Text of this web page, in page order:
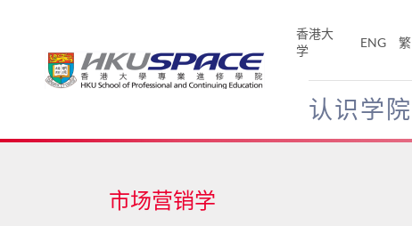
香港大
学
ENG 繁
认识学院
Main
市场营销学